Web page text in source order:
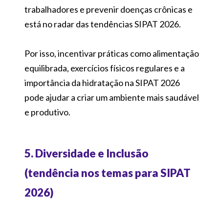
trabalhadores e prevenir doenças crônicas e
está no radar das tendências SIPAT 2026.
Por isso, incentivar práticas como alimentação
equilibrada, exercícios físicos regulares e a
importância da hidratação na SIPAT 2026
pode ajudar a criar um ambiente mais saudável
e produtivo.
5. Diversidade e Inclusão
(tendência nos temas para SIPAT
2026)